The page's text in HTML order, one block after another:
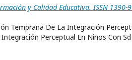
y Calidad Educativa. ISSN
Temprana De La Integración
Perceptual En Niños Con Sd